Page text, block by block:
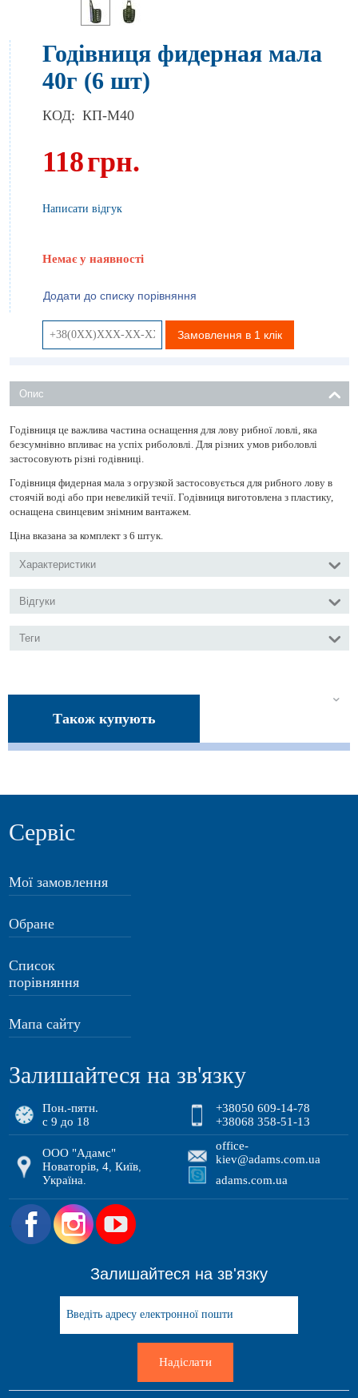
Годівниця фидерная мала
40г (6 шт)
КОД: КП-М40
118грн.
Написати відгук
Немає у наявності
Додати до списку порівняння
Замовлення в 1 клік
Опис
Годівниця це важлива частина оснащення для лову рибної ловлі, яка
безсумнівно впливає на успіх риболовлі. Для різних умов риболовлі
застосовують різні годівниці.
Годівниця фидерная мала з огрузкой застосовується для рибного лову в
стоячій воді або при невеликій течії. Годівниця виготовлена ​​з пластику,
оснащена свинцевим знімним вантажем.
Ціна вказана за комплект з 6 штук.
Характеристики
Відгуки
Теги
Також купують
Сервіс
Мої замовлення
Обране
Список
порівняння
Мапа сайту
Залишайтеся на зв'язку
Пон.-пятн.
с 9 до 18
+38050 609-14-78
+38068 358-51-13
ООО "Адамс"
Новаторів, 4 ,Київ
Україна
office-
kiev@adams.com.ua
adams.com.ua
.
Залишайтеся на зв'язку
Надіслати